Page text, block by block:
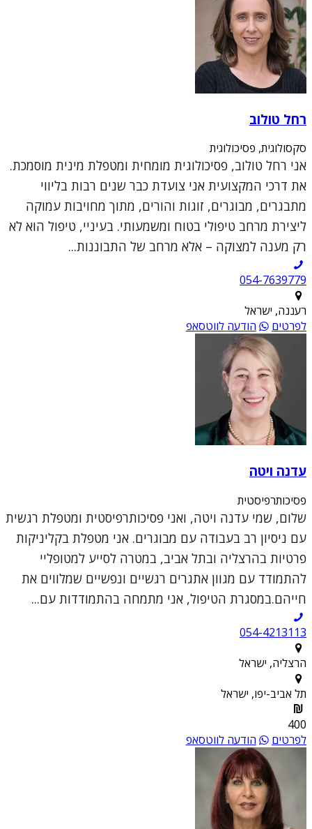
רחל טולוב
סקסולוגית, פסיכולוגית
אני רחל טולוב, פסיכולוגית מומחית ומטפלת מינית מוסמכת.
את דרכי המקצועית אני צועדת כבר שנים רבות בליווי
מתבגרים, מבוגרים, זוגות והורים, מתוך מחויבות עמוקה
ליצירת מרחב טיפולי בטוח ומשמעותי. בעיניי, טיפול הוא לא
רק מענה למצוקה – אלא מרחב של התבוננות...
054-7639779
רעננה, ישראל
לפרטים
הודעה לווטסאפ
עדנה ויטה
פסיכותרפיסטית
שלום, שמי עדנה ויטה, ואני פסיכותרפיסטית ומטפלת רגשית
עם ניסיון רב בעבודה עם מבוגרים. אני מטפלת בקליניקות
פרטיות בהרצליה ובתל אביב, במטרה לסייע למטופליי
להתמודד עם מגוון אתגרים רגשיים ונפשיים שמלווים את
חייהם.במסגרת הטיפול, אני מתמחה בהתמודדות עם...
054-4213113
הרצליה, ישראל
תל אביב-יפו, ישראל
400
לפרטים
הודעה לווטסאפ